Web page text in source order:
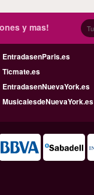
y mas!
EntradasenParis.es
Ticmate.es
EntradasenNuevaYork.es
MusicalesdeNuevaYork.es